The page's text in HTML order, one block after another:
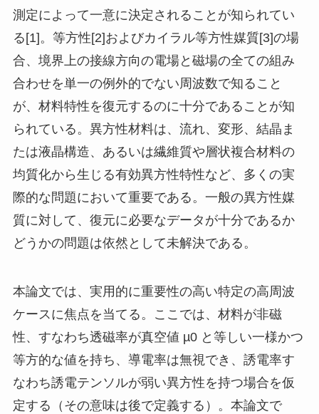
測定によって一意に決定されることが知られてい
る[1]。等方性[2]およびカイラル等方性媒質[3]の場
合、境界上の接線方向の電場と磁場の全ての組み
合わせを単一の例外的でない周波数で知ること
が、材料特性を復元するのに十分であることが知
られている。異方性材料は、流れ、変形、結晶ま
たは液晶構造、あるいは繊維質や層状複合材料の
均質化から生じる有効異方性特性など、多くの実
際的な問題において重要である。一般の異方性媒
質に対して、復元に必要なデータが十分であるか
どうかの問題は依然として未解決である。
本論文では、実用的に重要性の高い特定の高周波
ケースに焦点を当てる。ここでは、材料が非磁
性、すなわち透磁率が真空値 µ0 と等しい一様かつ
等方的な値を持ち、導電率は無視でき、誘電率す
なわち誘電テンソルが弱い異方性を持つ場合を仮
定する（その意味は後で定義する）。本論文で